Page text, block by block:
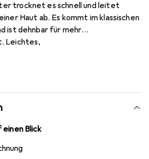
trocknet es schnell und leitet
Haut ab. Es kommt im klassischen
ist dehnbar für mehr
Leichtes,
Rundhalsausschnitt.
Blick